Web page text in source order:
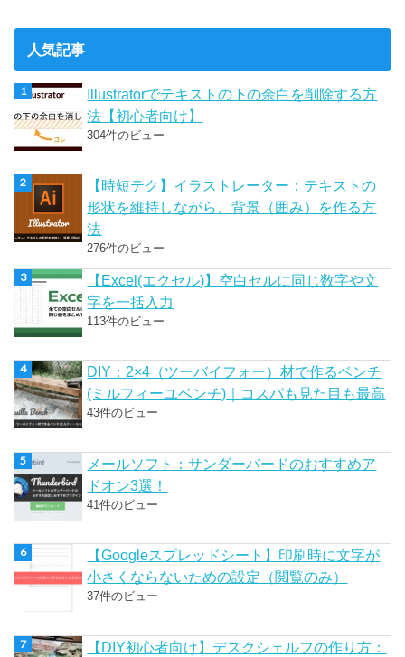
人気記事
Illustratorでテキストの下の余白を削除する方
法【初心者向け】
304件のビュー
【時短テク】イラストレーター：テキストの
形状を維持しながら、背景（囲み）を作る方
法
276件のビュー
【Excel(エクセル)】空白セルに同じ数字や文
字を一括入力
113件のビュー
DIY：2×4（ツーバイフォー）材で作るベンチ
(ミルフィーユベンチ)｜コスパも見た目も最高
43件のビュー
メールソフト：サンダーバードのおすすめア
ドオン3選！
41件のビュー
【Googleスプレッドシート】印刷時に文字が
小さくならないための設定（閲覧のみ）
37件のビュー
【DIY初心者向け】デスクシェルフの作り方：